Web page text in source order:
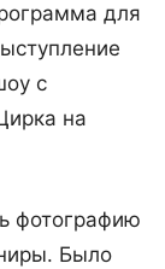
для
с
на
фотографию
Было